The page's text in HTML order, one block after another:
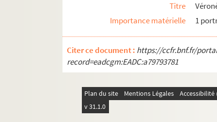
Titre
Importance matérielle
1
Citer ce document : https://ccfr.bnf.fr/
record=eadcgm:EADC:a79793781
Plan du site Mentions Légales
v 31.1.0